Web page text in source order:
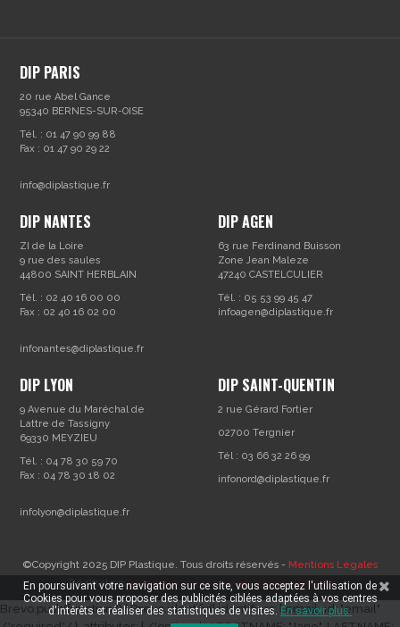
DIP PARIS
20 rue Abel Gance
95340 BERNES-SUR-OISE
Tél. : 01 47 90 99 88
Fax : 01 47 90 29 22
info@diplastique.fr
DIP NANTES
ZI de la Loire
9 rue des saules
44800 SAINT HERBLAIN
Tél. : 02 40 16 00 00
Fax : 02 40 16 02 00
infonantes@diplastique.fr
DIP AGEN
63 rue Ferdinand Buisson
Zone Jean Maleze
47240 CASTELCULIER
Tél. : 05 53 99 45 47
infoagen@diplastique.fr
DIP LYON
9 Avenue du Maréchal de
Lattre de Tassigny
69330 MEYZIEU
Tél. : 04 78 30 59 70
Fax : 04 78 30 18 02
infolyon@diplastique.fr
DIP SAINT-QUENTIN
2 rue Gérard Fortier
02700 Tergnier
Tél : 03 66 32 26 99
infonord@diplastique.fr
©Copyright 2025 DIP Plastique. Tous droits réservés - Mentions Légales
- RéalisationRéalisation Agence Web Vannes Webapic
En poursuivant votre navigation sur ce site, vous acceptez l'utilisation de
Cookies pour vous proposer des publicités ciblées adaptées à vos centres
d'intérêts et réaliser des statistiques de visites. En savoir plus.
Brevo.push(function () { Brevo.identify({ identifiers: { email_id: "email"